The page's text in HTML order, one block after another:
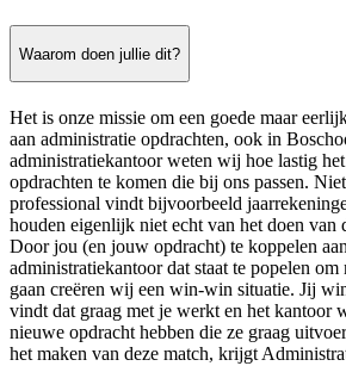
Waarom doen jullie dit?
Het is onze missie om een goede maar
aan administratie opdrachten, ook in
administratiekantoor weten wij hoe lastig
opdrachten te komen die bij ons passen.
professional vindt bijvoorbeeld
houden eigenlijk niet echt van het doen van
Door jou (en jouw opdracht) te koppelen
administratiekantoor dat staat te popelen om
gaan creëren wij een win-win situatie. Jij
vindt dat graag met je werkt en het kantoor
nieuwe opdracht hebben die ze graag
het maken van deze match, krijgt